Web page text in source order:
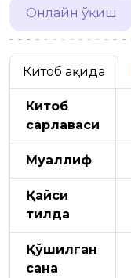
Онлайн ўқиш
Китоб ҳақида
Китоб
сарлавҳаси
Муаллиф
Қайси
тилда
Қўшилган
сана